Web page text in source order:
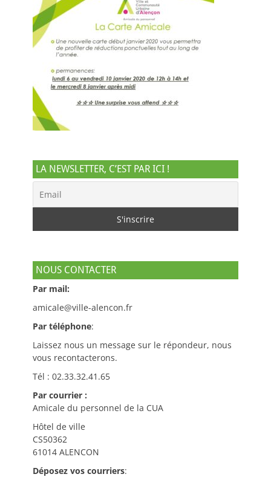
LA NEWSLETTER, C’EST PAR ICI !
NOUS CONTACTER
Par mail:
amicale@ville-alencon.fr
Par téléphone:
Laissez nous un message sur le répondeur, nous
vous recontacterons.
Tél : 02.33.32.41.65
Par courrier :
Amicale du personnel de la CUA
Hôtel de ville
CS50362
61014 ALENCON
Déposez vos courriers: